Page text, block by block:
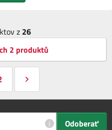
z 26
2 produktů
i Odoberať